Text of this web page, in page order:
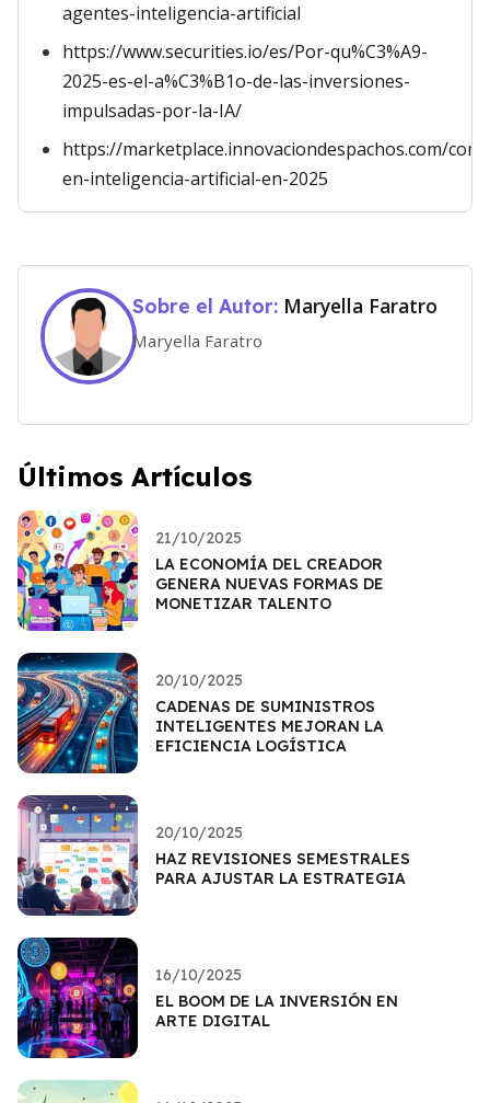
agentes-inteligencia-artificial
https://www.securities.io/es/Por-qu%C3%A9-
2025-es-el-a%C3%B1o-de-las-inversiones-
impulsadas-por-la-IA/
https://marketplace.innovaciondespachos.com/
en-inteligencia-artificial-en-2025
Sobre el Autor: Maryella Faratro
Maryella Faratro
Últimos Artículos
21/10/2025
LA ECONOMÍA DEL CREADOR
GENERA NUEVAS FORMAS DE
MONETIZAR TALENTO
20/10/2025
CADENAS DE SUMINISTROS
INTELIGENTES MEJORAN LA
EFICIENCIA LOGÍSTICA
20/10/2025
HAZ REVISIONES SEMESTRALES
PARA AJUSTAR LA ESTRATEGIA
16/10/2025
EL BOOM DE LA INVERSIÓN EN
ARTE DIGITAL